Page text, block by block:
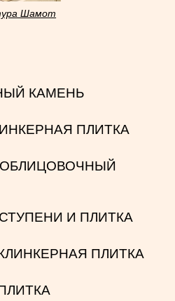
Шамот
КАМЕНЬ
ПЛИТКА
И ПЛИТКА
ПЛИТКА